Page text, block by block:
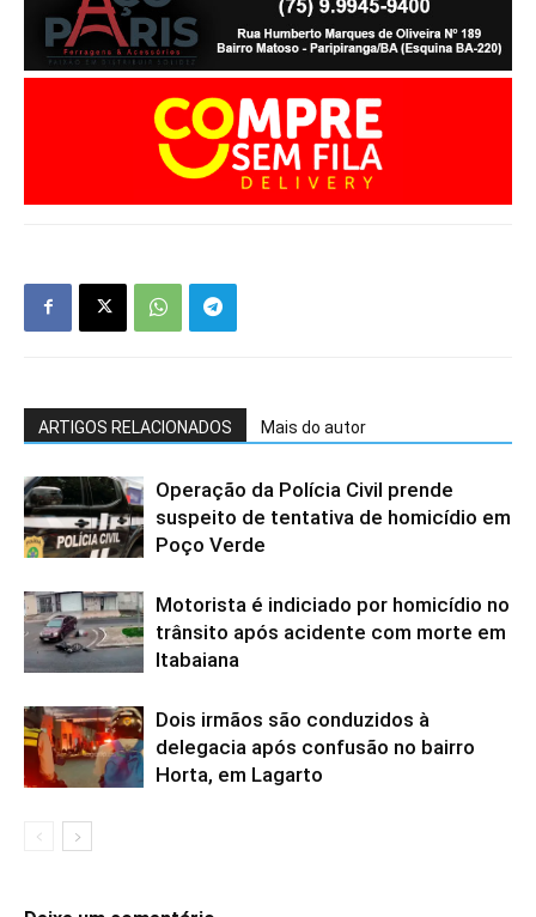
ARTIGOS RELACIONADOS Mais do autor
Operação da Polícia Civil prende
suspeito de tentativa de homicídio em
Poço Verde
Motorista é indiciado por homicídio no
trânsito após acidente com morte em
Itabaiana
Dois irmãos são conduzidos à
delegacia após confusão no bairro
Horta, em Lagarto